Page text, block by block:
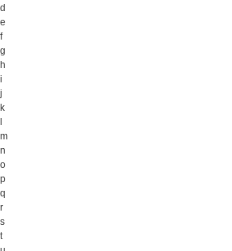
d
e
f
g
h
i
j
k
m
n
o
p
q
r
s
t